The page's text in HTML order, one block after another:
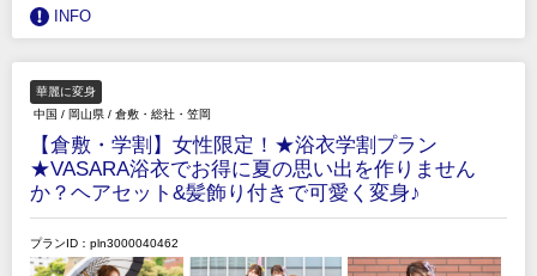
INFO
華麗に変身
中国 / 岡山県 / 倉敷・総社・笠岡
【倉敷・学割】女性限定！★浴衣学割プラン
★VASARA浴衣でお得に夏の思い出を作りません
か？ヘアセット&髪飾り付きで可愛く変身♪
プランID：pln3000040462